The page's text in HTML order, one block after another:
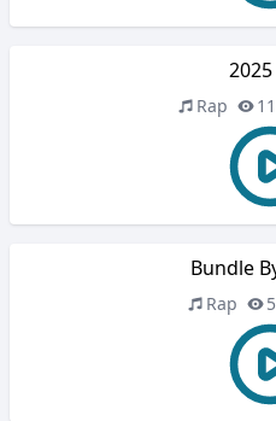
Rap
Bundle
Rap